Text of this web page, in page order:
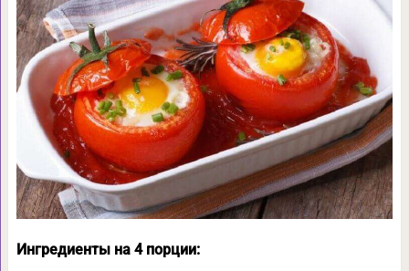
Ингредиенты на 4 порции: